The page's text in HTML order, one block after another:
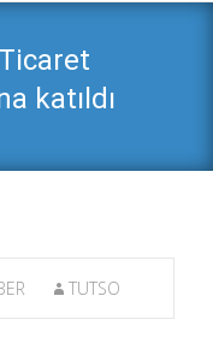
katıldı
TUTSO